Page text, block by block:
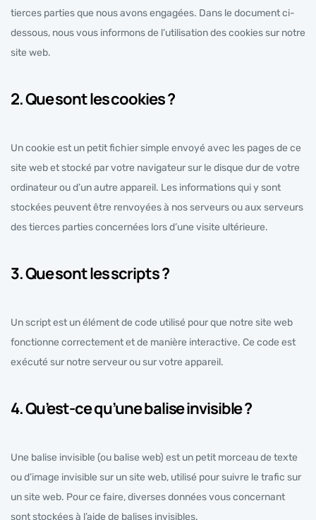
tierces parties que nous avons engagées. Dans le document ci-
dessous, nous vous informons de l’utilisation des cookies sur notre
site web.
2. Que sont les cookies ?
Un cookie est un petit fichier simple envoyé avec les pages de ce
site web et stocké par votre navigateur sur le disque dur de votre
ordinateur ou d’un autre appareil. Les informations qui y sont
stockées peuvent être renvoyées à nos serveurs ou aux serveurs
des tierces parties concernées lors d’une visite ultérieure.
3. Que sont les scripts ?
Un script est un élément de code utilisé pour que notre site web
fonctionne correctement et de manière interactive. Ce code est
exécuté sur notre serveur ou sur votre appareil.
4. Qu’est-ce qu’une balise invisible ?
Une balise invisible (ou balise web) est un petit morceau de texte
ou d’image invisible sur un site web, utilisé pour suivre le trafic sur
un site web. Pour ce faire, diverses données vous concernant
sont stockées à l’aide de balises invisibles.